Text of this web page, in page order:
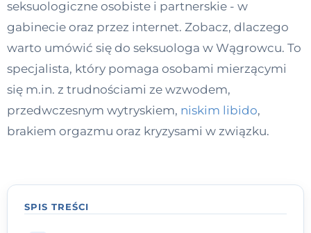
Testy psychologiczne
Dawka wiedzy
Dla specjalistów
Kontakt
seksuologiczne osobiste i partnerskie - w
gabinecie oraz przez internet. Zobacz, dlaczego
warto umówić się do seksuologa w Wągrowcu. To
specjalista, który pomaga osobami mierzącymi
się m.in. z trudnościami ze wzwodem,
przedwczesnym wytryskiem, niskim libido,
brakiem orgazmu oraz kryzysami w związku.
SPIS TREŚCI